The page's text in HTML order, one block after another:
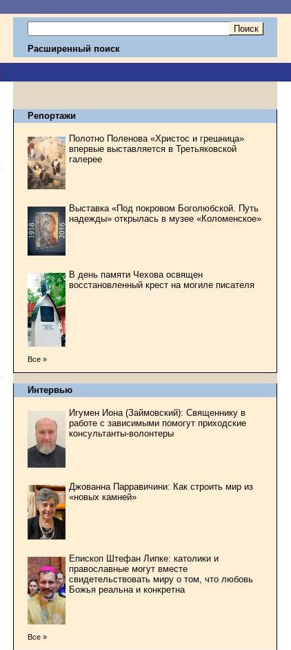
Расширенный поиск
Репортажи
Полотно Поленова «Христос и грешница»
впервые выставляется в Третьяковской
галерее
Выставка «Под покровом Боголюбской. Путь
надежды» открылась в музее «Коломенское»
В день памяти Чехова освящен
восстановленный крест на могиле писателя
Все »
Интервью
Игумен Иона (Займовский): Священнику в
работе с зависимыми помогут приходские
консультанты-волонтеры
Джованна Парравичини: Как строить мир из
«новых камней»
Епископ Штефан Липке: католики и
православные могут вместе
свидетельствовать миру о том, что любовь
Божья реальна и конкретна
Все »